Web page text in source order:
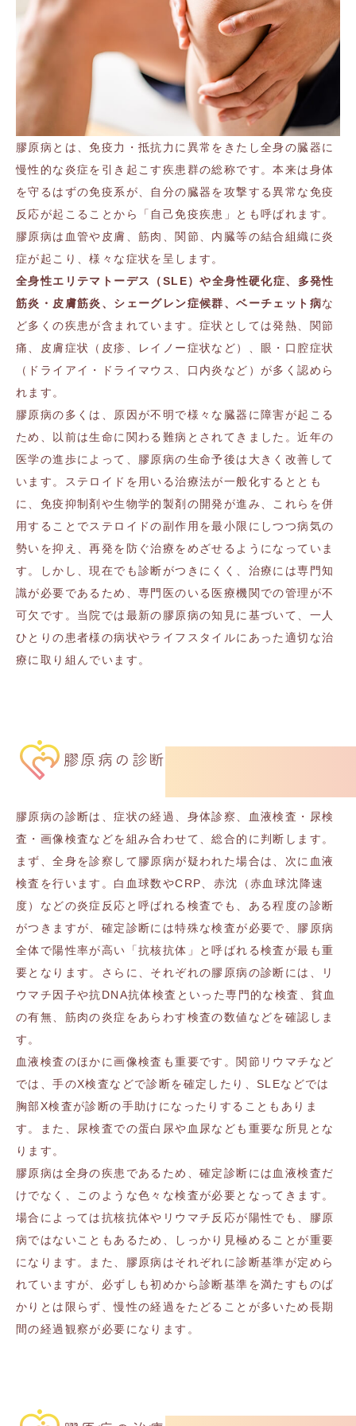
膠原病とは、免疫力・抵抗力に異常をきたし全身の臓器に
慢性的な炎症を引き起こす疾患群の総称です。本来は身体
を守るはずの免疫系が、自分の臓器を攻撃する異常な免疫
反応が起こることから「自己免疫疾患」とも呼ばれます。
膠原病は血管や皮膚、筋肉、関節、内臓等の結合組織に炎
症が起こり、様々な症状を呈します。
全身性エリテマトーデス（SLE）や全身性硬化症、多発性
筋炎・皮膚筋炎、シェーグレン症候群、ベーチェット病な
ど多くの疾患が含まれています。症状としては発熱、関節
痛、皮膚症状（皮疹、レイノー症状など）、眼・口腔症状
（ドライアイ・ドライマウス、口内炎など）が多く認めら
れます。
膠原病の多くは、原因が不明で様々な臓器に障害が起こる
ため、以前は生命に関わる難病とされてきました。近年の
医学の進歩によって、膠原病の生命予後は大きく改善して
います。ステロイドを用いる治療法が一般化するととも
に、免疫抑制剤や生物学的製剤の開発が進み、これらを併
用することでステロイドの副作用を最小限にしつつ病気の
勢いを抑え、再発を防ぐ治療をめざせるようになっていま
す。しかし、現在でも診断がつきにくく、治療には専門知
識が必要であるため、専門医のいる医療機関での管理が不
可欠です。当院では最新の膠原病の知見に基づいて、一人
ひとりの患者様の病状やライフスタイルにあった適切な治
療に取り組んでいます。
膠原病の診断
膠原病の診断は、症状の経過、身体診察、血液検査・尿検
査・画像検査などを組み合わせて、総合的に判断します。
まず、全身を診察して膠原病が疑われた場合は、次に血液
検査を行います。白血球数やCRP、赤沈（赤血球沈降速
度）などの炎症反応と呼ばれる検査でも、ある程度の診断
がつきますが、確定診断には特殊な検査が必要で、膠原病
全体で陽性率が高い「抗核抗体」と呼ばれる検査が最も重
要となります。さらに、それぞれの膠原病の診断には、リ
ウマチ因子や抗DNA抗体検査といった専門的な検査、貧血
の有無、筋肉の炎症をあらわす検査の数値などを確認しま
す。
血液検査のほかに画像検査も重要です。関節リウマチなど
では、手のX検査などで診断を確定したり、SLEなどでは
胸部X検査が診断の手助けになったりすることもありま
す。また、尿検査での蛋白尿や血尿なども重要な所見とな
ります。
膠原病は全身の疾患であるため、確定診断には血液検査だ
けでなく、このような色々な検査が必要となってきます。
場合によっては抗核抗体やリウマチ反応が陽性でも、膠原
病ではないこともあるため、しっかり見極めることが重要
になります。また、膠原病はそれぞれに診断基準が定めら
れていますが、必ずしも初めから診断基準を満たすものば
かりとは限らず、慢性の経過をたどることが多いため長期
間の経過観察が必要になります。